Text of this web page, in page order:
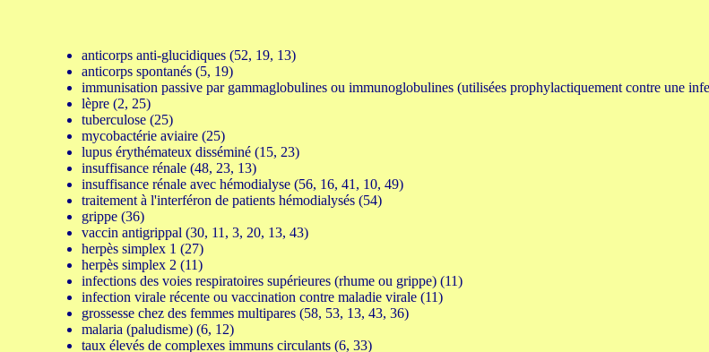
anticorps anti-glucidiques (52, 19, 13)
anticorps spontanés (5, 19)
immunisation passive par gammaglobulines ou immunoglobulines (utilisées prophylactiquement contre une
lèpre (2, 25)
tuberculose (25)
mycobactérie aviaire (25)
lupus érythémateux disséminé (15, 23)
insuffisance rénale (48, 23, 13)
insuffisance rénale avec hémodialyse (56, 16, 41, 10, 49)
traitement à l'interféron de patients hémodialysés (54)
grippe (36)
vaccin antigrippal (30, 11, 3, 20, 13, 43)
herpès simplex 1 (27)
herpès simplex 2 (11)
infections des voies respiratoires supérieures (rhume ou grippe) (11)
infection virale récente ou vaccination contre maladie virale (11)
grossesse chez des femmes multipares (58, 53, 13, 43, 36)
malaria (paludisme) (6, 12)
taux élevés de complexes immuns circulants (6, 33)